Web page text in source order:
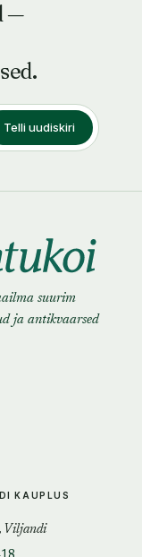
—
Telli uudiskiri
suurim
ja antikvaarsed
KAUPLUS
Viljandi